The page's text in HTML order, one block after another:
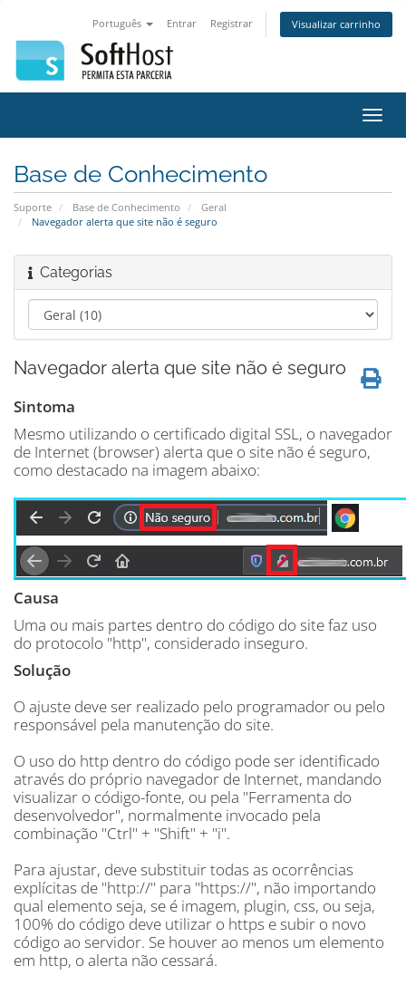
Português Entrar Registrar Visualizar carrinho
Base de Conhecimento
Suporte Base de Conhecimento
Geral
Navegador alerta que site não é seguro
Categorias
Navegador alerta que site não é seguro
Sintoma
Mesmo utilizando o certificado digital SSL, o navegador
de Internet (browser) alerta que o site não é seguro,
como destacado na imagem abaixo:
Causa
Uma ou mais partes dentro do código do site faz uso
do protocolo "http", considerado inseguro.
Solução
O ajuste deve ser realizado pelo programador ou pelo
responsável pela manutenção do site.
O uso do http dentro do código pode ser identificado
através do próprio navegador de Internet, mandando
visualizar o código-fonte, ou pela "Ferramenta do
desenvolvedor", normalmente invocado pela
combinação "Ctrl" + "Shift" + "i".
Para ajustar, deve substituir todas as ocorrências
explícitas de "http://" para "https://", não importando
qual elemento seja, se é imagem, plugin, css, ou seja,
100% do código deve utilizar o https e subir o novo
código ao servidor. Se houver ao menos um elemento
em http, o alerta não cessará.